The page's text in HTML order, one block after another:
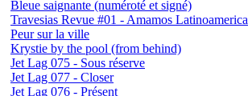
Bleue saignante (numéroté et signé)
Travesias Revue #01 - Amamos Latinoamerica
Peur sur la ville
Krystie by the pool (from behind)
Jet Lag 075 - Sous réserve
Jet Lag 077 - Closer
Jet Lag 076 - Présent